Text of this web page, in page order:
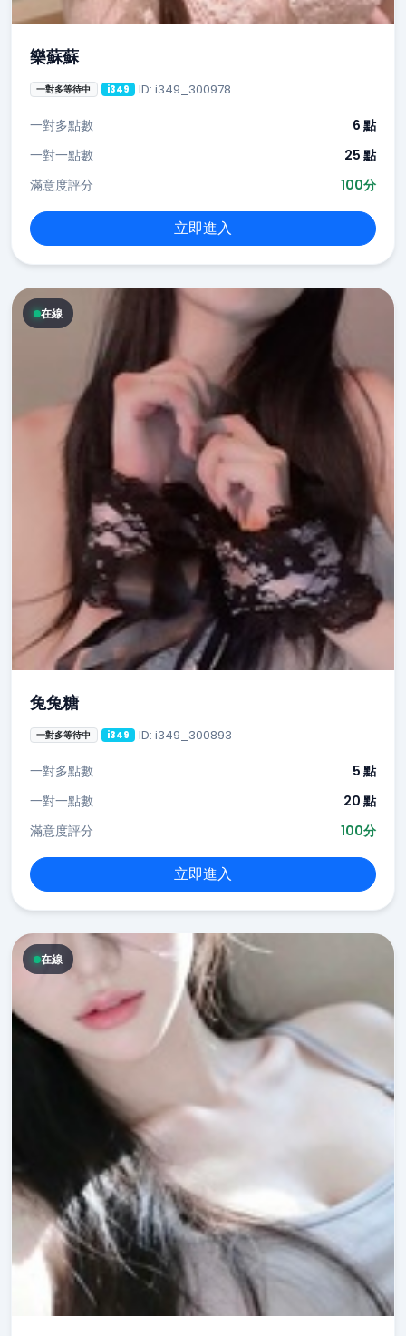
樂蘇蘇
一對多等待中 i349 ID: i349_300978
一對多點數
6 點
一對一點數
25 點
滿意度評分
100分
立即進入
在線
兔兔糖
一對多等待中 i349 ID: i349_300893
一對多點數
5 點
一對一點數
20 點
滿意度評分
100分
立即進入
在線